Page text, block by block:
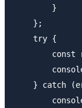
        }
    };
    try {
const
} catch